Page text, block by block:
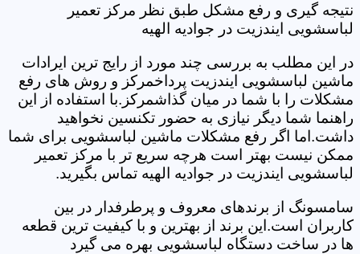
نتیجه گیری و رفع مشکل طبق نظر مرکز تعمیر
لباسشویی ایندزیت در جوادیه الهیه
در این مطلب به بررسی چند مورد از رایج ترین ایرادات
ماشین لباسشویی ایندزیت پرداخمرکز و روش های رفع
مشکلات را با شما در میان گذاشمرکز.با استفاده از این
راهنما شما دیگر نیازی به حضور تکنسین نخواهید
داشت.اما اگر رفع مشکلات ماشین لباسشویی برای شما
ممکن نیست بهتر است هرچه سریع تر با مرکز تعمیر
لباسشویی ایندزیت در جوادیه الهیه تماس بگیرید.
سامسونگ از برندهای معروف و پرطرفدار در بین
کاربران است.این برند از بهترین و با کیفیت ترین قطعه
ها در ساخت دستگاه لباسشویی بهره می گیرد